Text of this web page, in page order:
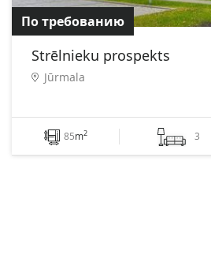
По требованию
Strēlnieku prospekts
Jūrmala
85m2 3